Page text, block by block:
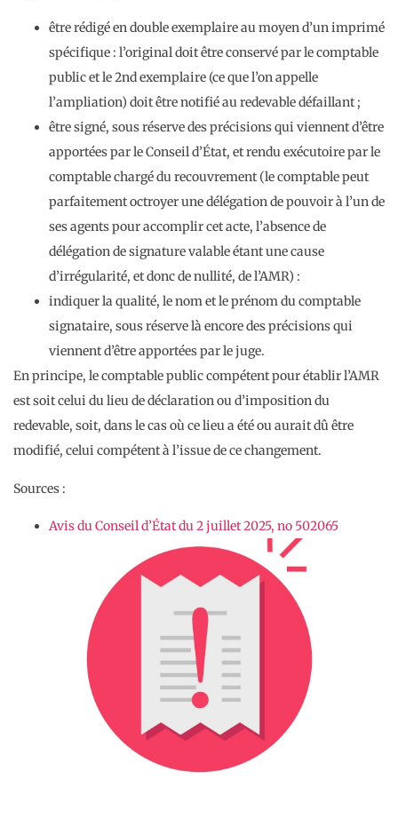
être rédigé en double exemplaire au moyen d’un imprimé
spécifique : l’original doit être conservé par le comptable
public et le 2nd exemplaire (ce que l’on appelle
l’ampliation) doit être notifié au redevable défaillant ;
être signé, sous réserve des précisions qui viennent d’être
apportées par le Conseil d’État, et rendu exécutoire par le
comptable chargé du recouvrement (le comptable peut
parfaitement octroyer une délégation de pouvoir à l’un de
ses agents pour accomplir cet acte, l’absence de
délégation de signature valable étant une cause
d’irrégularité, et donc de nullité, de l’AMR) :
indiquer la qualité, le nom et le prénom du comptable
signataire, sous réserve là encore des précisions qui
viennent d’être apportées par le juge.
En principe, le comptable public compétent pour établir l’AMR
est soit celui du lieu de déclaration ou d’imposition du
redevable, soit, dans le cas où ce lieu a été ou aurait dû être
modifié, celui compétent à l’issue de ce changement.
Sources :
Avis du Conseil d’État du 2 juillet 2025, no 502065